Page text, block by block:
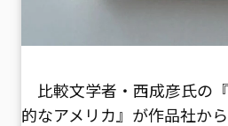
比較文学者・西成彦氏の
的なアメリカ』が作品社か